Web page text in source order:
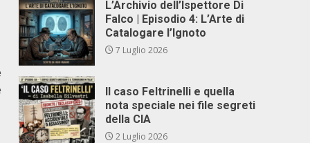
L’Archivio dell’Ispettore Di
Falco | Episodio 4: L’Arte di
Catalogare l’Ignoto
7 Luglio 2026
Il caso Feltrinelli e quella
nota speciale nei file segreti
della CIA
2 Luglio 2026